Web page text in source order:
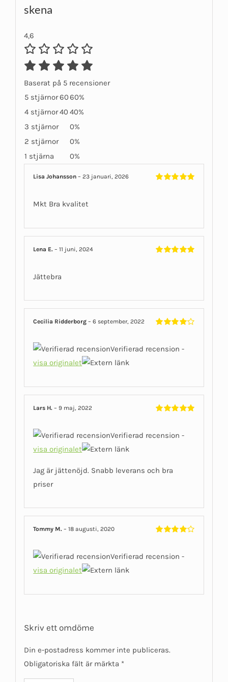
skena
4,6
Baserat på 5 recensioner
5 stjärnor6060%
4 stjärnor40 40%
3 stjärnor
0%
2 stjärnor
0%
1 stjärna
0%
Lisa Johansson– 23 januari, 2026
Mkt Bra kvalitet
Lena E.– 11 juni, 2024
Jättebra
Cecilia Ridderborg– 6 september, 2022
Verifierad recension -
visa originalet
Lars H.– 9 maj, 2022
Verifierad recension -
visa originalet
Jag är jättenöjd. Snabb leverans och bra
priser
Tommy M.– 18 augusti, 2020
Verifierad recension -
visa originalet
Skriv ett omdöme
Din e-postadress kommer inte publiceras.
Obligatoriska fält är märkta *